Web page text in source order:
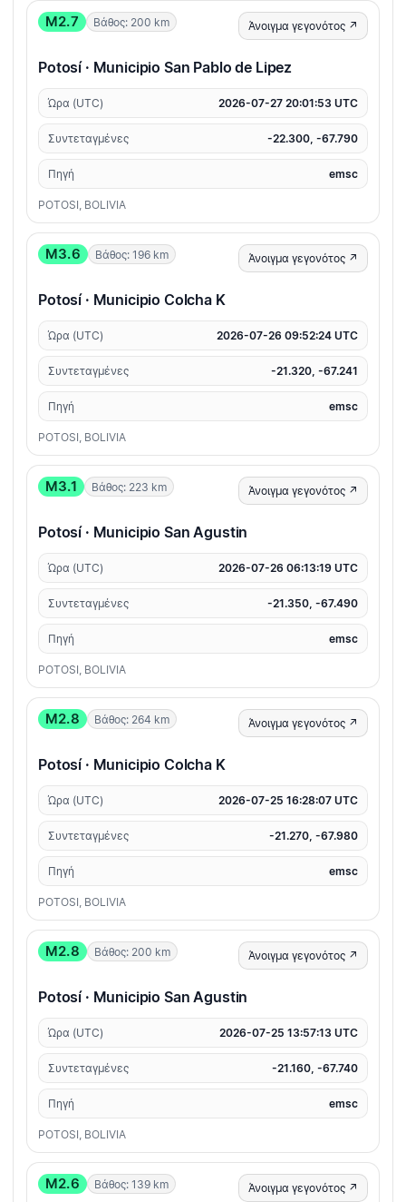
M2.7 Βάθος: 200 km Άνοιγμα γεγονότος ↗
Potosí · Municipio San Pablo de Lipez
Ώρα (UTC) 2026-07-27 20:01:53 UTC
Συντεταγμένες -22.300, -67.790
Πηγή emsc
POTOSI, BOLIVIA
M3.6 Βάθος: 196 km Άνοιγμα γεγονότος ↗
Potosí · Municipio Colcha K
Ώρα (UTC) 2026-07-26 09:52:24 UTC
Συντεταγμένες -21.320, -67.241
Πηγή emsc
POTOSI, BOLIVIA
M3.1 Βάθος: 223 km Άνοιγμα γεγονότος ↗
Potosí · Municipio San Agustin
Ώρα (UTC) 2026-07-26 06:13:19 UTC
Συντεταγμένες -21.350, -67.490
Πηγή emsc
POTOSI, BOLIVIA
M2.8 Βάθος: 264 km Άνοιγμα γεγονότος ↗
Potosí · Municipio Colcha K
Ώρα (UTC) 2026-07-25 16:28:07 UTC
Συντεταγμένες -21.270, -67.980
Πηγή emsc
POTOSI, BOLIVIA
M2.8 Βάθος: 200 km Άνοιγμα γεγονότος ↗
Potosí · Municipio San Agustin
Ώρα (UTC) 2026-07-25 13:57:13 UTC
Συντεταγμένες -21.160, -67.740
Πηγή emsc
POTOSI, BOLIVIA
M2.6 Βάθος: 139 km Άνοιγμα γεγονότος ↗